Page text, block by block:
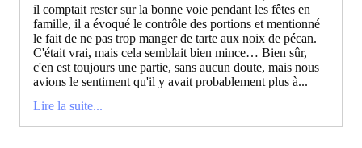
il comptait rester sur la bonne voie pendant les fêtes en
famille, il a évoqué le contrôle des portions et mentionné
le fait de ne pas trop manger de tarte aux noix de pécan.
C'était vrai, mais cela semblait bien mince… Bien sûr,
c'en est toujours une partie, sans aucun doute, mais nous
avions le sentiment qu'il y avait probablement plus à...
Lire la suite...